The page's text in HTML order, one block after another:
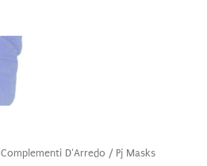
Complementi D'Arredo / Pj Masks